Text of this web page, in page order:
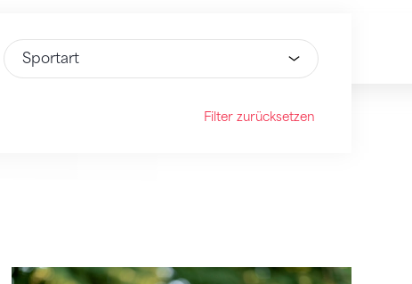
Wähle Option
Filter zurücksetzen